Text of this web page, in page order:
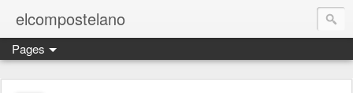
elcompostelano
Pages